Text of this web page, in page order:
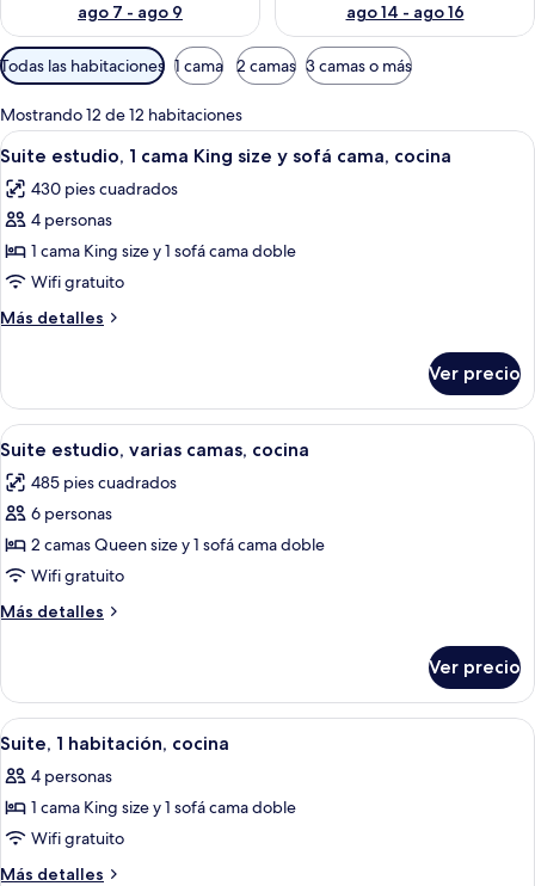
ago 7 - ago 9
ago 14 - ago 16
Filtros
disponibles
para
las
habitaciones
Todas las habitaciones 1 cama 2 camas 3 camas o más
Mostrando 12 de 12 habitaciones
Abrir
todas
las
fotos
de
Suite
estudio,
1
King
size
y
sofá
cama,
cocina
Habitación de hotel con cama, sofá,
6
Suite estudio, 1 cama King size y sofá cama, cocina
430 pies cuadrados
4 personas
1 cama King size y 1 sofá cama doble
Wifi gratuito
Más detalles
Más
estudio,
cama
size
y
cama,
cocina
Ver precio
Abrir
todas
las
fotos
de
Suite
estudio,
varias
cocina
Una habitación de hotel con sofá,
5
Suite estudio, varias camas, cocina
485 pies cuadrados
6 personas
2 camas Queen size y 1 sofá cama doble
Wifi gratuito
Más detalles
Más
estudio,
varias
camas,
Ver precio
Abrir
todas
las
fotos
de
Suite,
Una cocina de hotel compacta con
5
Suite, 1 habitación, cocina
4 personas
1 cama King size y 1 sofá cama doble
Wifi gratuito
Más detalles
Más